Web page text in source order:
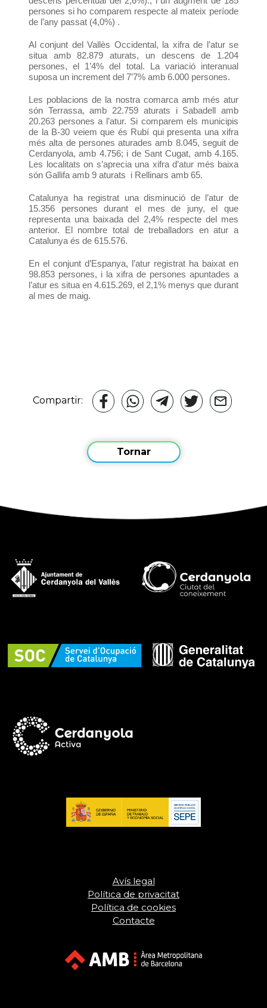
persones si ho comparem respecte al mateix període
de l’any passat (4,0%) .
Al conjunt del Vallès Occidental, la xifra de l’atur se
situa amb 82.879 aturats, un descens de 1.204
persones, el 1’4% del total. La variació interanual
suposa un increment del 7’7% amb 6.000 persones.
Les poblacions de la nostra comarca amb més atur
són Terrassa, amb 22.759 aturats i Sabadell amb
20.263 persones a l’atur. Si comparem els municipis
de la B-30 veiem que és Rubí qui presenta una xifra
més alta de persones aturades amb 8.045, seguit de
Cerdanyola, amb 4.756; i de Sant Cugat, amb 4.165.
Les localitats on s’aprecia una xifra d’atur més baixa
són Gallifa amb 9 aturats i Rellinars amb 65.
Catalunya ha registrat una disminució de l’atur de
15.356 persones durant el mes de juny, el que
representa una baixada del 2,4% respecte del mes
anterior. El nombre total de treballadors en atur a
Catalunya és de 615.576.
En el conjunt d’Espanya, l’atur registrat ha baixat en
98.853 persones, i la xifra de persones apuntades a
l’atur es situa en 4.615.269, el 2,1% menys que durant
al mes de maig.
Compartir:
Tornar
Avís legal
Política de privacitat
Política de cookies
Contacte